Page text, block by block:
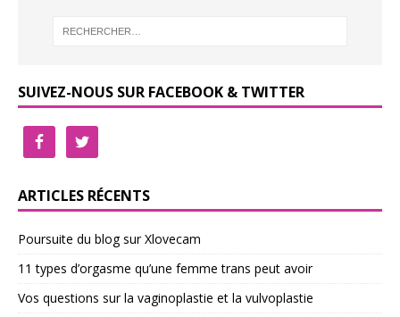
SUIVEZ-NOUS SUR FACEBOOK & TWITTER
ARTICLES RÉCENTS
Poursuite du blog sur Xlovecam
11 types d’orgasme qu’une femme trans peut avoir
Vos questions sur la vaginoplastie et la vulvoplastie